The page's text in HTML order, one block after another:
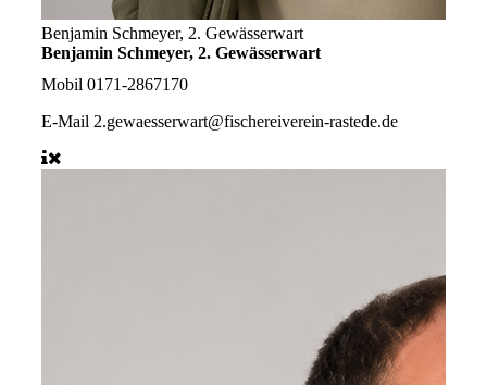
Benjamin Schmeyer, 2. Gewässerwart
Benjamin Schmeyer, 2. Gewässerwart
Mobil 0171-2867170
E-Mail 2.gewaesserwart@fischereiverein-rastede.de